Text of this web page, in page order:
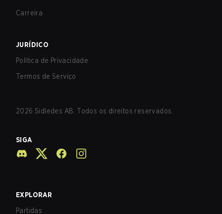
Carreira
JURÍDICO
Política de Privacidade
Termos de Serviço
2026 Sidledes AB. Todos os direitos reservados.
SIGA
EXPLORAR
Partidas